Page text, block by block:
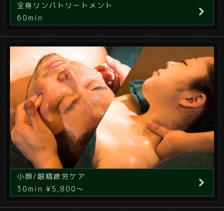
全身リンパトリートメント
60min
小顔/眼精疲労ケア
30min ¥5,800～